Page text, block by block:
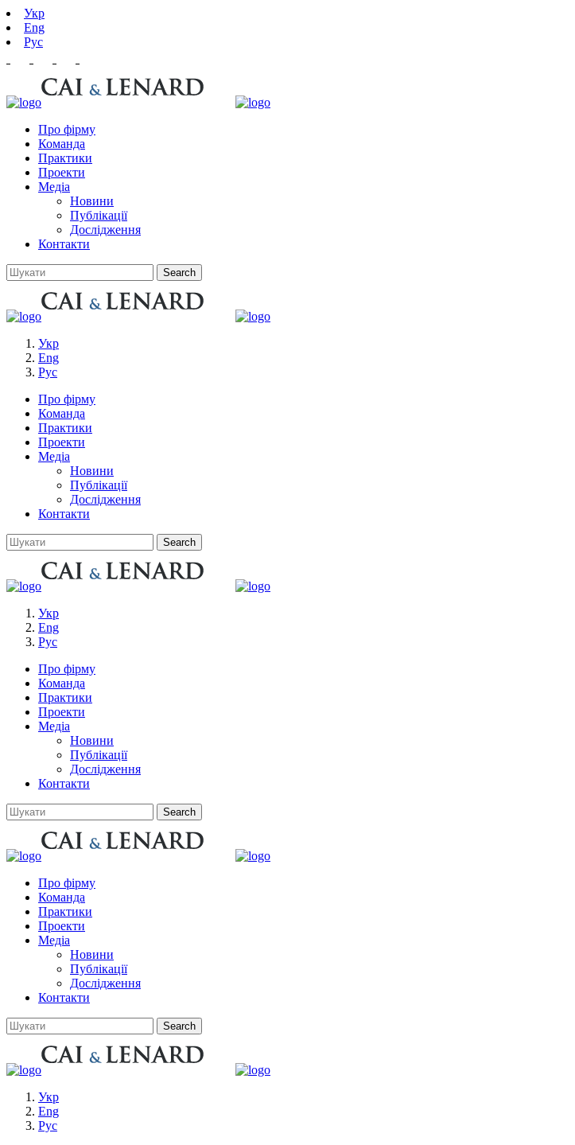
Укр
Eng
Рус
Про фірму
Команда
Практики
Проекти
Медіа
Новини
Публікації
Дослідження
Контакти
Укр
Eng
Рус
Про фірму
Команда
Практики
Проекти
Медіа
Новини
Публікації
Дослідження
Контакти
Укр
Eng
Рус
Про фірму
Команда
Практики
Проекти
Медіа
Новини
Публікації
Дослідження
Контакти
Про фірму
Команда
Практики
Проекти
Медіа
Новини
Публікації
Дослідження
Контакти
Укр
Eng
Рус